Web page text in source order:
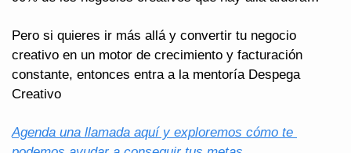
Pero si quieres ir más allá y convertir tu negocio
creativo en un motor de crecimiento y facturación
constante, entonces entra a la mentoría Despega
Creativo
Agenda una llamada aquí y exploremos cómo te